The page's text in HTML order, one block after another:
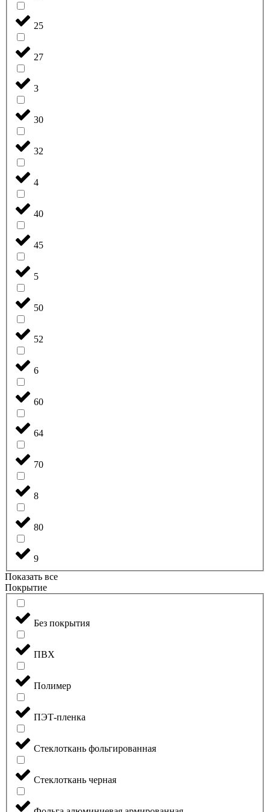
25
27
3
30
32
4
40
45
5
50
52
6
60
64
70
8
80
9
Показать все
Покрытие
Без покрытия
ПВХ
Полимер
ПЭТ-пленка
Стеклоткань фольгированная
Стеклоткань черная